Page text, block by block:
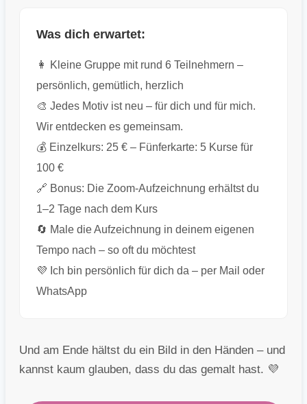
Was dich erwartet:
👩 Kleine Gruppe mit rund 6 Teilnehmern –
persönlich, gemütlich, herzlich
🎨 Jedes Motiv ist neu – für dich und für mich.
Wir entdecken es gemeinsam.
💰 Einzelkurs: 25 € – Fünferkarte: 5 Kurse für
100 €
🔗 Bonus: Die Zoom-Aufzeichnung erhältst du
1–2 Tage nach dem Kurs
🔄 Male die Aufzeichnung in deinem eigenen
Tempo nach – so oft du möchtest
💜 Ich bin persönlich für dich da – per Mail oder
WhatsApp
Und am Ende hältst du ein Bild in den Händen – und
kannst kaum glauben, dass du das gemalt hast. 💜